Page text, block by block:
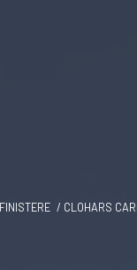
FINISTERE CLOHARS